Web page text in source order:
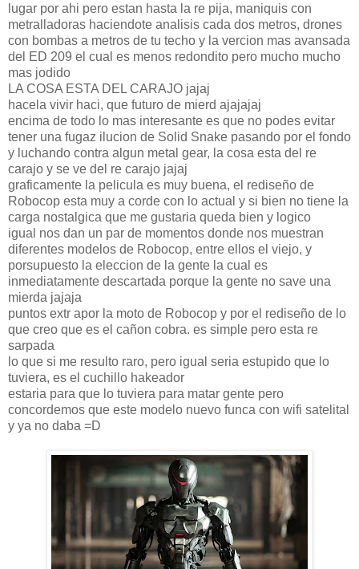
lugar por ahi pero estan hasta la re pija, maniquis con
metralladoras haciendote analisis cada dos metros, drones
con bombas a metros de tu techo y la vercion mas avansada
del ED 209 el cual es menos redondito pero mucho mucho
mas jodido
LA COSA ESTA DEL CARAJO jajaj
hacela vivir haci, que futuro de mierd ajajajaj
encima de todo lo mas interesante es que no podes evitar
tener una fugaz ilucion de Solid Snake pasando por el fondo
y luchando contra algun metal gear, la cosa esta del re
carajo y se ve del re carajo jajaj
graficamente la pelicula es muy buena, el rediseño de
Robocop esta muy a corde con lo actual y si bien no tiene la
carga nostalgica que me gustaria queda bien y logico
igual nos dan un par de momentos donde nos muestran
diferentes modelos de Robocop, entre ellos el viejo, y
porsupuesto la eleccion de la gente la cual es
inmediatamente descartada porque la gente no save una
mierda jajaja
puntos extr apor la moto de Robocop y por el rediseño de lo
que creo que es el cañon cobra. es simple pero esta re
sarpada
lo que si me resulto raro, pero igual seria estupido que lo
tuviera, es el cuchillo hakeador
estaria para que lo tuviera para matar gente pero
concordemos que este modelo nuevo funca con wifi satelital
y ya no daba =D